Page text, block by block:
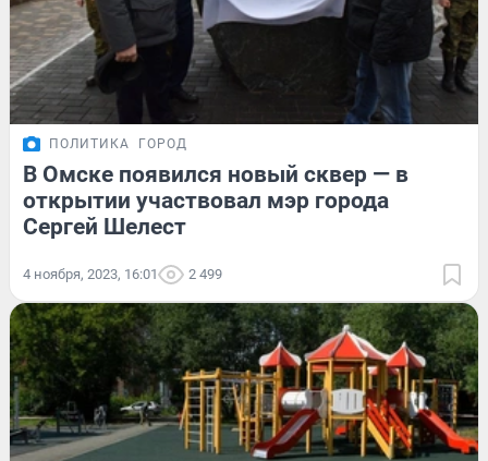
ПОЛИТИКА ГОРОД
В Омске появился новый сквер — в
открытии участвовал мэр города
Сергей Шелест
4 ноября, 2023, 16:01 2 499